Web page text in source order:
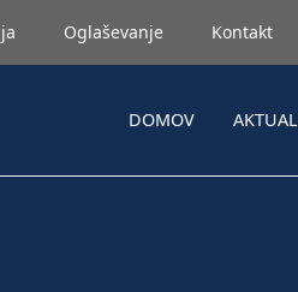
Oglaševanje Kontakt
DOMOV